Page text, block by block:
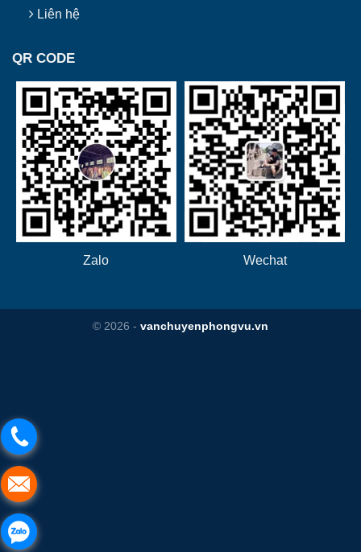
Liên hệ
QR CODE
Zalo Wechat
© 2026 - vanchuyenphongvu.vn